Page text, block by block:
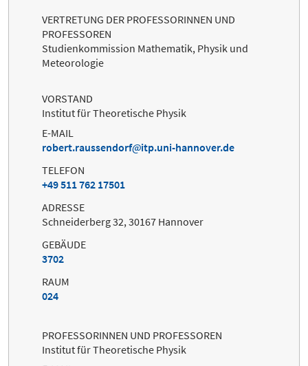
VERTRETUNG DER PROFESSORINNEN UND
PROFESSOREN
Studienkommission Mathematik, Physik und
Meteorologie
VORSTAND
Institut für Theoretische Physik
E-MAIL
robert.raussendorf
itp.uni-hannover.de
TELEFON
+49 511 762 17501
ADRESSE
Schneiderberg 32, 30167 Hannover
GEBÄUDE
3702
RAUM
024
PROFESSORINNEN UND PROFESSOREN
Institut für Theoretische Physik